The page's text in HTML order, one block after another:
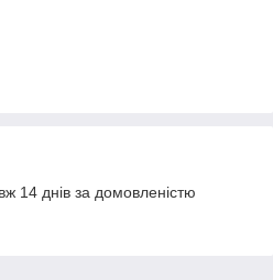
14 днів за домовленістю